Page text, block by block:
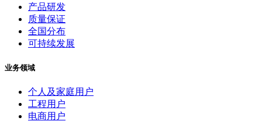
产品研发
质量保证
全国分布
可持续发展
业务领域
个人及家庭用户
工程用户
电商用户